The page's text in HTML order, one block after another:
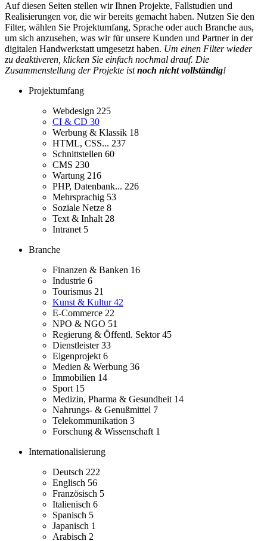
Auf diesen Seiten stellen wir Ihnen Projekte, Fallstudien und
Realisierungen vor, die wir bereits gemacht haben. Nutzen Sie den
Filter, wählen Sie Projektumfang, Sprache oder auch Branche aus,
um sich anzusehen, was wir für unsere Kunden und Partner in der
digitalen Handwerkstatt umgesetzt haben. Um einen Filter wieder
zu deaktiveren, klicken Sie einfach nochmal drauf. Die
Zusammenstellung der Projekte istnoch nicht vollständig!
Projektumfang
Webdesign 225
CI & CD 30
Werbung & Klassik 18
HTML, CSS... 237
Schnittstellen 60
CMS 230
Wartung 216
PHP, Datenbank... 226
Mehrsprachig 53
Soziale Netze 8
Text & Inhalt 28
Intranet 5
Branche
Finanzen & Banken 16
Industrie 6
Tourismus 21
Kunst & Kultur42
E-Commerce 22
NPO & NGO 51
Regierung & Öffentl. Sektor45
Dienstleister33
Eigenprojekt 6
Medien & Werbung 36
Immobilien 14
Sport 15
Medizin, Pharma & Gesundheit 14
Nahrungs- & Genußmittel 7
Telekommunikation 3
Forschung & Wissenschaft 1
Internationalisierung
Deutsch 222
Englisch 56
Französisch 5
Italienisch 6
Spanisch 5
Japanisch 1
Arabisch 2